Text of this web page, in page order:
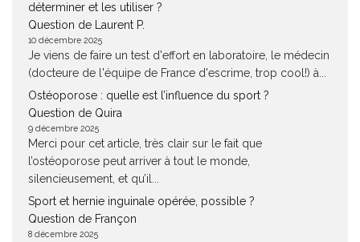
déterminer et les utiliser ?
Question de Laurent P.
10 décembre 2025
Je viens de faire un test d'effort en laboratoire, le médecin
(docteure de l'équipe de France d'escrime, trop cool!) à...
Ostéoporose : quelle est l’influence du sport ?
Question de Quira
9 décembre 2025
Merci pour cet article, très clair sur le fait que
l’ostéoporose peut arriver à tout le monde,
silencieusement, et qu’il...
Sport et hernie inguinale opérée, possible ?
Question de Françon
8 décembre 2025